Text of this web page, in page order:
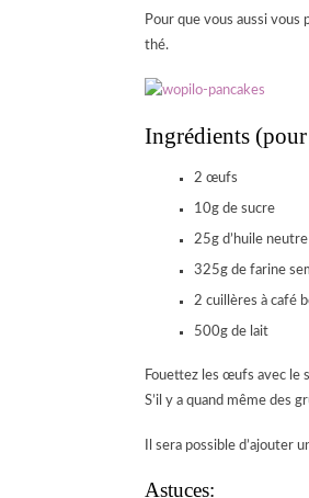
Pour que vous aussi vous
thé.
Ingrédients (pour
2 œufs
10g de sucre
25g d’huile
325g de farine
2 cuillères à café
500g de lait
Fouettez les œufs avec le
S’il y a quand même des
Il sera possible d’ajouter
Astuces: